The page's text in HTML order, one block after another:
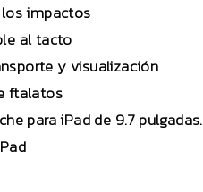
impactos
al tacto
y visualización
ftalatos
para iPad de 9.7